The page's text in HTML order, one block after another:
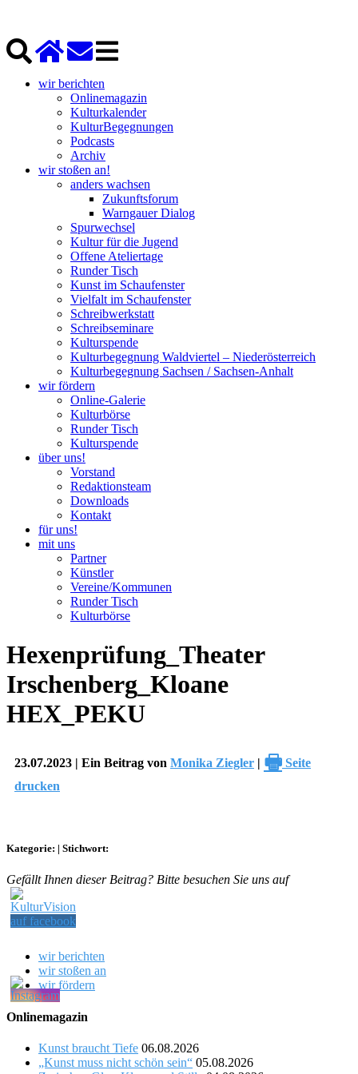
wir berichten
Onlinemagazin
Kulturkalender
KulturBegegnungen
Podcasts
Archiv
wir stoßen an!
anders wachsen
Zukunftsforum
Warngauer Dialog
Spurwechsel
Kultur für die Jugend
Offene Ateliertage
Runder Tisch
Kunst im Schaufenster
Vielfalt im Schaufenster
Schreibwerkstatt
Schreibseminare
Kulturspende
Kulturbegegnung Waldviertel – Niederösterreich
Kulturbegegnung Sachsen / Sachsen-Anhalt
wir fördern
Online-Galerie
Kulturbörse
Runder Tisch
Kulturspende
über uns!
Vorstand
Redaktionsteam
Downloads
Kontakt
für uns!
mit uns
Partner
Künstler
Vereine/Kommunen
Runder Tisch
Kulturbörse
Hexenprüfung_Theater
Irschenberg_Kloane
HEX_PEKU
23.07.2023 | Ein Beitrag von Monika Ziegler | 🖶 Seite
drucken
Kategorie: | Stichwort:
Gefällt Ihnen dieser Beitrag? Bitte besuchen Sie uns auf
wir berichten
wir stoßen an
wir fördern
Onlinemagazin
Kunst braucht Tiefe 06.08.2026
„Kunst muss nicht schön sein“ 05.08.2026